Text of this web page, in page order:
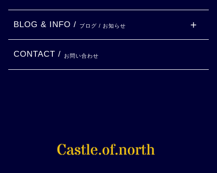
BLOG & INFO / ブログ / お知らせ
CONTACT / お問い合わせ